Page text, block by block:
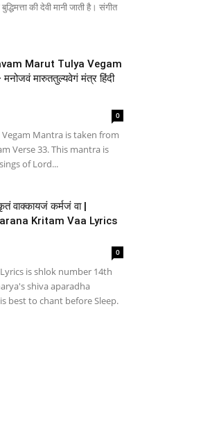
की देवी मानी जाती है। संगीत
Marut Tulya Vegam
मारुततुल्यवेगं मंत्र हिंदी
0
Mantra is taken from
Verse 33. This mantra is
of Lord...
वाक्कायजं कर्मजं वा |
Kritam Vaa Lyrics
0
is shlok number 14th
shiva aparadha
best to chant before Sleep.